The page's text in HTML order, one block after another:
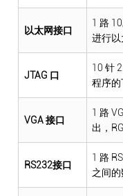
以太网接口
1 路
进行
JTAG 口
10 针
程序
VGA 接口
1 路
出，
RS232接口
1 路
之间